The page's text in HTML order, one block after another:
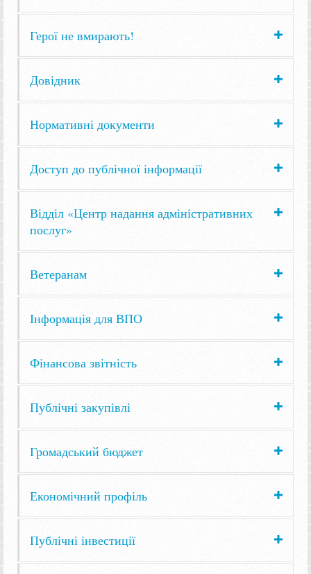
Герої не вмирають!
Довідник
Нормативні документи
Доступ до публічної інформації
Відділ «Центр надання адміністративних
послуг»
Ветеранам
Інформація для ВПО
Фінансова звітність
Публічні закупівлі
Громадський бюджет
Економічний профіль
Публічні інвестиції